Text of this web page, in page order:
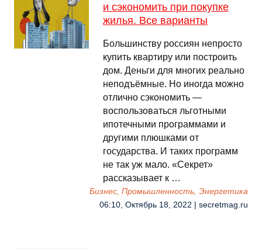
и сэкономить при покупке
жилья. Все варианты
Большинству россиян непросто
купить квартиру или построить
дом. Деньги для многих реально
неподъёмные. Но иногда можно
отлично сэкономить —
воспользоваться льготными
ипотечными программами и
другими плюшками от
государства. И таких программ
не так уж мало. «Секрет»
рассказывает к …
Бизнес, Промышленность, Энергетика
06:10, Октябрь 18, 2022 | secretmag.ru